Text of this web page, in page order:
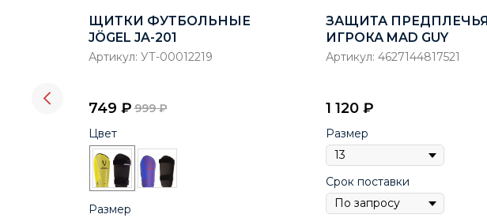
ЩИТКИ ФУТБОЛЬНЫЕ
JÖGEL JA-201
Артикул: УТ-00012219
749 ₽ 999 ₽
Цвет
Размер
ЗАЩИТА ПРЕДПЛЕЧЬЯ
ИГРОКА MAD GUY
Артикул: 4627144817521
1 120 ₽
Размер
Срок поставки